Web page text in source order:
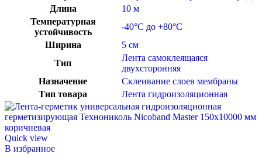
Длина
10 м
Температурная
устойчивость
-40°C до +80°C
Ширина
5 см
Тип
Лента самоклеящаяся
двухсторонняя
Назначение
Склеивание слоев мембраны
Тип товара
Лента гидроизоляционная
Quick view
В избранное